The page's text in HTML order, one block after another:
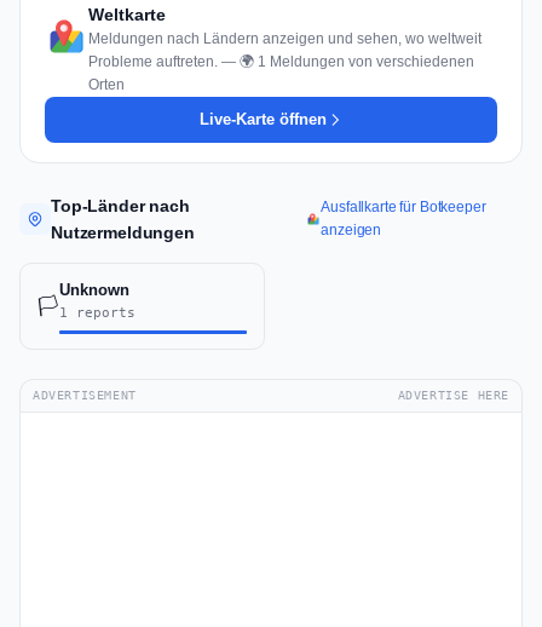
Weltkarte
Meldungen nach Ländern anzeigen und sehen, wo weltweit
Probleme auftreten. — 🌍 1 Meldungen von verschiedenen
Orten
Live-Karte öffnen
Top-Länder nach
Nutzermeldungen
Ausfallkarte für Botkeeper
anzeigen
🏳️
Unknown
1 reports
ADVERTISEMENT ADVERTISE HERE